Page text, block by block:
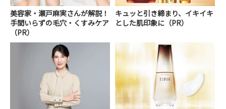
美容家・瀬戸麻実さんが解説！
手間いらずの毛穴・くすみケア
（PR）
キュッと引き締まり、イキイキ
とした肌印象に（PR）